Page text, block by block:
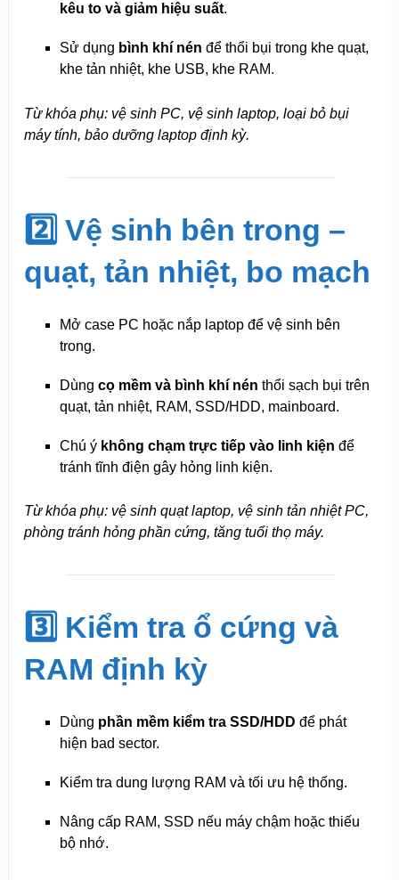
kêu to và giảm hiệu suất.
Sử dụng bình khí nén để thổi bụi trong khe quạt,
khe tản nhiệt, khe USB, khe RAM.
Từ khóa phụ: vệ sinh PC, vệ sinh laptop, loại bỏ bụi
máy tính, bảo dưỡng laptop định kỳ.
2️⃣ Vệ sinh bên trong –
quạt, tản nhiệt, bo mạch
Mở case PC hoặc nắp laptop để vệ sinh bên
trong.
Dùng cọ mềm và bình khí nén thổi sạch bụi trên
quạt, tản nhiệt, RAM, SSD/HDD, mainboard.
Chú ý không chạm trực tiếp vào linh kiện để
tránh tĩnh điện gây hỏng linh kiện.
Từ khóa phụ: vệ sinh quạt laptop, vệ sinh tản nhiệt PC,
phòng tránh hỏng phần cứng, tăng tuổi thọ máy.
3️⃣ Kiểm tra ổ cứng và
RAM định kỳ
Dùng phần mềm kiểm tra SSD/HDD để phát
hiện bad sector.
Kiểm tra dung lượng RAM và tối ưu hệ thống.
Nâng cấp RAM, SSD nếu máy chậm hoặc thiếu
bộ nhớ.